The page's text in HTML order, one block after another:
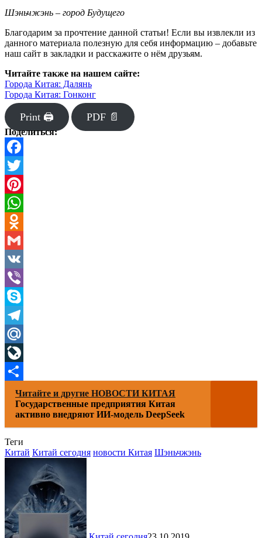
Шэньчжэнь – город Будущего
Благодарим за прочтение данной статьи! Если вы извлекли из
данного материала полезную для себя информацию – добавьте
наш сайт в закладки и расскажите о нём друзьям.
Читайте также на нашем сайте:
Города Китая: Далянь
Города Китая: Гонконг
Print 🖨 PDF 📄
Поделиться:
Facebook
Twitter
Pinterest
WhatsApp
Odnoklassniki
Gmail
VK
Viber
Skype
Telegram
Mail.Ru
LiveJournal
Отправить
Читайте и другие НОВОСТИ КИТАЯ
Государственные предприятия Китая
активно внедряют ИИ-модель DeepSeek
Теги
Китай Китай сегодня новости Китая Шэньчжэнь